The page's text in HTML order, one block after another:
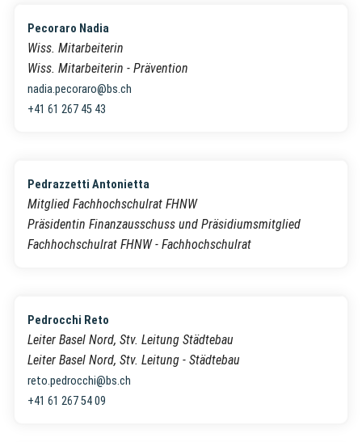
Pecoraro Nadia
Wiss. Mitarbeiterin
Wiss. Mitarbeiterin - Prävention
nadia.pecoraro@bs.ch
+41 61 267 45 43
Pedrazzetti Antonietta
Mitglied Fachhochschulrat FHNW
Präsidentin Finanzausschuss und Präsidiumsmitglied
Fachhochschulrat FHNW - Fachhochschulrat
Pedrocchi Reto
Leiter Basel Nord, Stv. Leitung Städtebau
Leiter Basel Nord, Stv. Leitung - Städtebau
reto.pedrocchi@bs.ch
+41 61 267 54 09